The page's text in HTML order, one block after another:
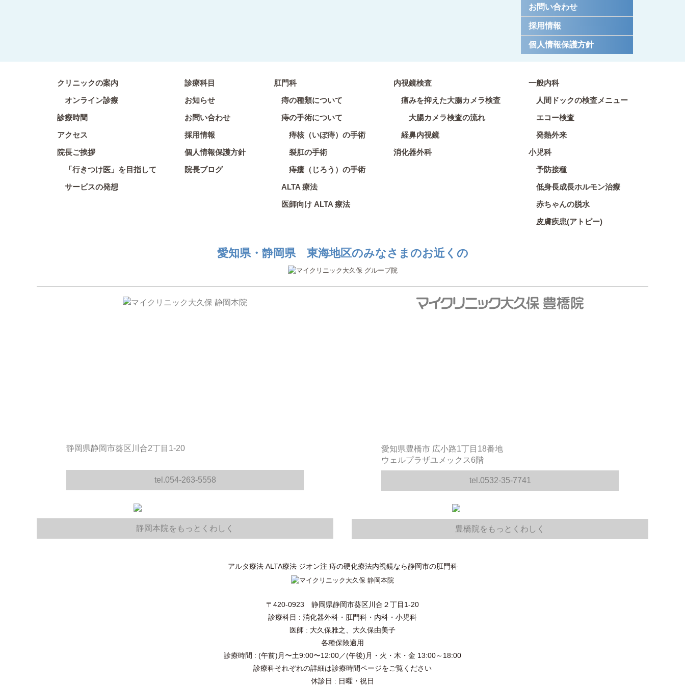
お問い合わせ
採用情報
個人情報保護方針
クリニックの案内
オンライン診療
診療時間
アクセス
院長ご挨拶
「行きつけ医」を目指して
サービスの発想
診療科目
お知らせ
お問い合わせ
採用情報
個人情報保護方針
院長ブログ
肛門科
痔の種類について
痔の手術について
痔核（いぼ痔）の手術
裂肛の手術
痔瘻（じろう）の手術
ALTA 療法
医師向け ALTA 療法
内視鏡検査
痛みを抑えた大腸カメラ検査
大腸カメラ検査の流れ
経鼻内視鏡
消化器外科
一般内科
人間ドックの検査メニュー
エコー検査
発熱外来
小児科
予防接種
低身長成長ホルモン治療
赤ちゃんの脱水
皮膚疾患(アトピー)
愛知県・静岡県 東海地区のみなさまのお近くの
静岡県静岡市葵区川合2丁目1-20
tel.054-263-5558
静岡本院をもっとくわしく
愛知県豊橋市 広小路1丁目18番地
ウェルプラザユメックス6階
tel.0532-35-7741
豊橋院をもっとくわしく
アルタ療法 ALTA療法 ジオン注 痔の硬化療法内視鏡なら静岡市の肛門科
〒420-0923 静岡県静岡市葵区川合２丁目1-20
診療科目 : 消化器外科・肛門科・内科・小児科
医師 : 大久保雅之、大久保由美子
各種保険適用
診療時間 : (午前)月〜土9:00〜12:00／(午後)月・火・木・金 13:00～18:00
診療科それぞれの詳細は診療時間ページをご覧ください
休診日 : 日曜・祝日